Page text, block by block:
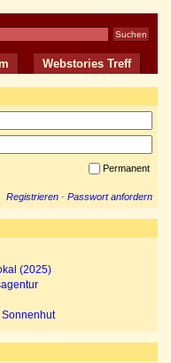
Webstories Treff
Permanent
Registrieren · Passwort anfordern
(2025)